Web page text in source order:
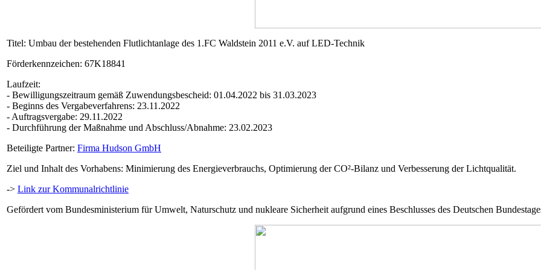
Titel: Umbau der bestehenden Flutlichtanlage des 1.FC Waldstein 2011 e.V. auf LED-Technik
Förderkennzeichen: 67K18841
Laufzeit:
- Bewilligungszeitraum gemäß Zuwendungsbescheid: 01.04.2022 bis 31.03.2023
- Beginns des Vergabeverfahrens: 23.11.2022
- Auftragsvergabe: 29.11.2022
- Durchführung der Maßnahme und Abschluss/Abnahme: 23.02.2023
Beteiligte Partner: Firma Hudson GmbH
Ziel und Inhalt des Vorhabens: Minimierung des Energieverbrauchs, Optimierung der CO²-Bilanz und Verbesserung der Lichtqualität.
-> Link zur Kommunalrichtlinie
Gefördert vom Bundesministerium für Umwelt, Naturschutz und nukleare Sicherheit aufgrund eines Beschlusses des Deutschen